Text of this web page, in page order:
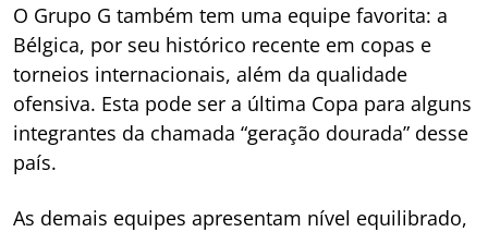
O Grupo G também tem uma equipe favorita: a
Bélgica, por seu histórico recente em copas e
torneios internacionais, além da qualidade
ofensiva. Esta pode ser a última Copa para alguns
integrantes da chamada “geração dourada” desse
país.
As demais equipes apresentam nível equilibrado,